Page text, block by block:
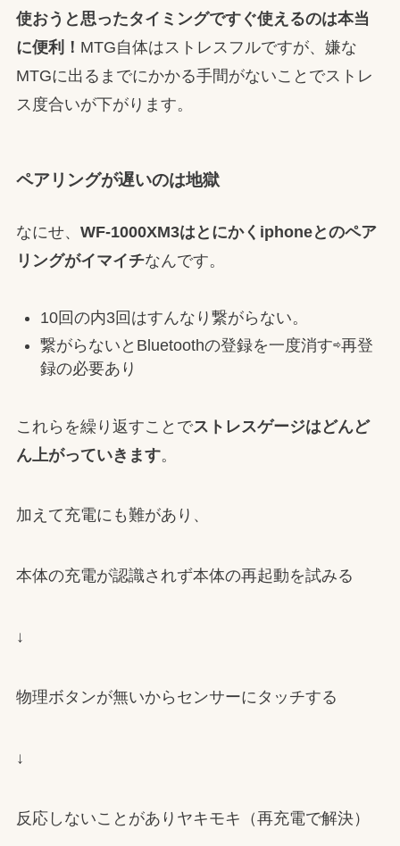
使おうと思ったタイミングですぐ使えるのは本当
に便利！ MTG自体はストレスフルですが、嫌な
MTGに出るまでにかかる手間がないことでストレ
ス度合いが下がります。
ペアリングが遅いのは地獄
なにせ、 WF-1000XM3はとにかく iphoneとのペア
リングがイマイチなんです。
10回の内3回はすんなり繋がらない。
繋がらないとBluetoothの登録を一度消す⇨再登
録の必要あり
これらを繰り返すことでストレスゲージはどんど
ん上がっていきます。
加えて充電にも難があり、
本体の充電が認識されず本体の再起動を試みる
↓
物理ボタンが無いからセンサーにタッチする
↓
反応しないことがありヤキモキ（再充電で解決）